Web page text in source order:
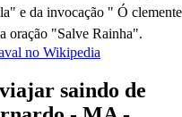
e da invocação " Ó
oração "Salve Rainha".
no Wikipedia
saindo de